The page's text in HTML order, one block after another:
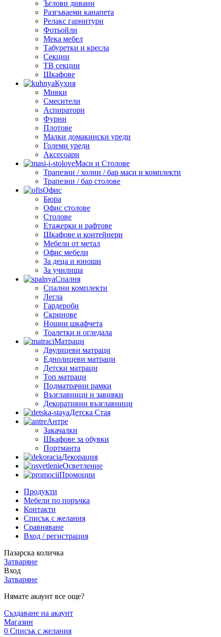
Ъглови дивани
Разгъваеми канапета
Релакс гарнитури
Фотьойли
Мека мебел
Табуретки и кресла
Секции
ТВ секции
Шкафове
Кухня
Мивки
Смесители
Аспиратори
Фурни
Плотове
Малки домакински уреди
Големи уреди
Аксесоари
Маси и Столове
Трапезни / холни / бар маси и комплекти
Трапезни / бар столове
Офис
Бюра
Офис столове
Столове
Етажерки и рафтове
Шкафове и контейнери
Мебели от метал
Офис мебели
За деца и юноши
За училища
Спалня
Спални комплекти
Легла
Гардероби
Скринове
Нощни шкафчета
Тоалетки и огледала
Матраци
Двулицеви матраци
Еднолицеви матраци
Детски матраци
Топ матраци
Подматрачни рамки
Възглавници и завивки
Декоративни възглавници
Детска Стая
Антре
Закачалки
Шкафове за обувки
Портманта
Декорация
Осветление
Промоции
Продукти
Мебели по поръчка
Контакти
Списък с желания
Сравняване
Вход / регистрация
Пазарска количка
Затваряне
Вход
Затваряне
Нямате акаунт все още?
Създаване на акаунт
Магазин
0 Списък с желания